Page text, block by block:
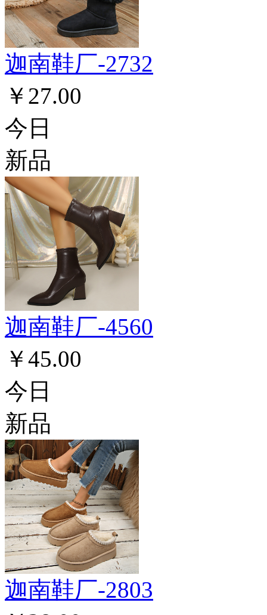
迦南鞋厂-2732
￥27.00
今日
新品
迦南鞋厂-4560
￥45.00
今日
新品
迦南鞋厂-2803